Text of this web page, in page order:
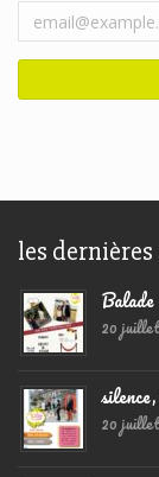
les dernières
20
20